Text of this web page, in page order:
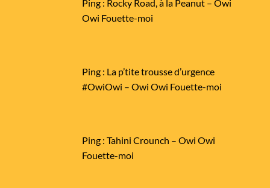
Ping : Rocky Road, à la Peanut – Owi
Owi Fouette-moi
Ping : La p’tite trousse d’urgence
#OwiOwi – Owi Owi Fouette-moi
Ping : Tahini Crounch – Owi Owi
Fouette-moi